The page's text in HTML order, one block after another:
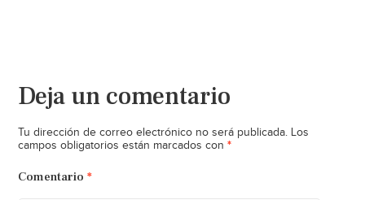
Deja un comentario
Tu dirección de correo electrónico no será publicada. Los
campos obligatorios están marcados con *
Comentario *